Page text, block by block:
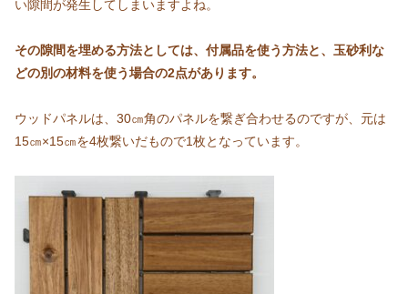
い隙間が発生してしまいますよね。
その隙間を埋める方法としては、付属品を使う方法と、玉砂利な
どの別の材料を使う場合の2点があります。
ウッドパネルは、30㎝角のパネルを繋ぎ合わせるのですが、元は
15㎝×15㎝を4枚繋いだもので1枚となっています。